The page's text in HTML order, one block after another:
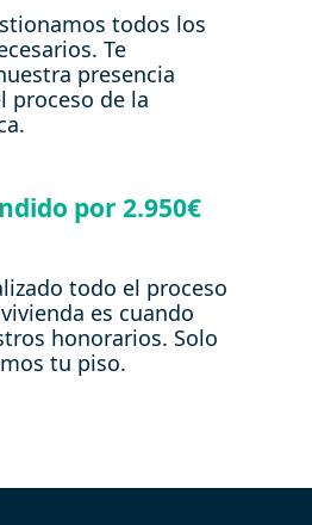
todos los
Te
presencia
proceso de la
por 2.950€
todo el proceso
es cuando
honorarios. Solo
tu piso.